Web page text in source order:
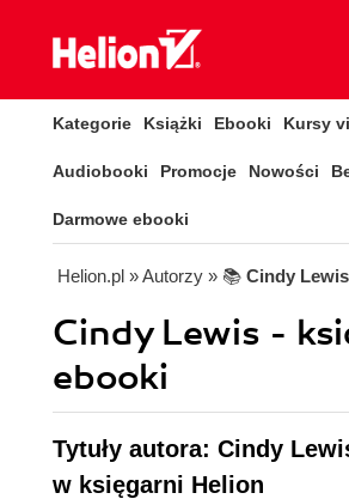
Kategorie Książki Ebooki Kursy
Audiobooki Promocje Nowości
Darmowe ebooki
Helion.pl » Autorzy » 📚 Cindy Lewis
Cindy Lewis -
ebooki
Tytuły autora: Cindy
w księgarni Helion